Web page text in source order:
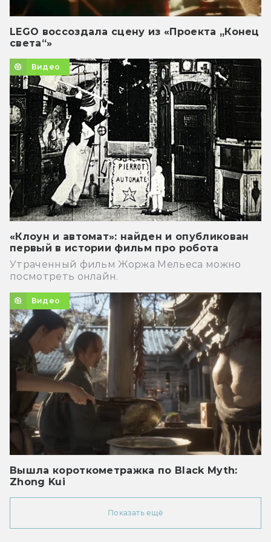
LEGO воссоздала сцену из «Проекта „Конец
света“»
Видео
«Клоун и автомат»: найден и опубликован
первый в истории фильм про робота
Утраченный фильм Жоржа Мельеса можно
посмотреть онлайн.
Видео
Вышла короткометражка по Black Myth:
Zhong Kui
Показать ещё